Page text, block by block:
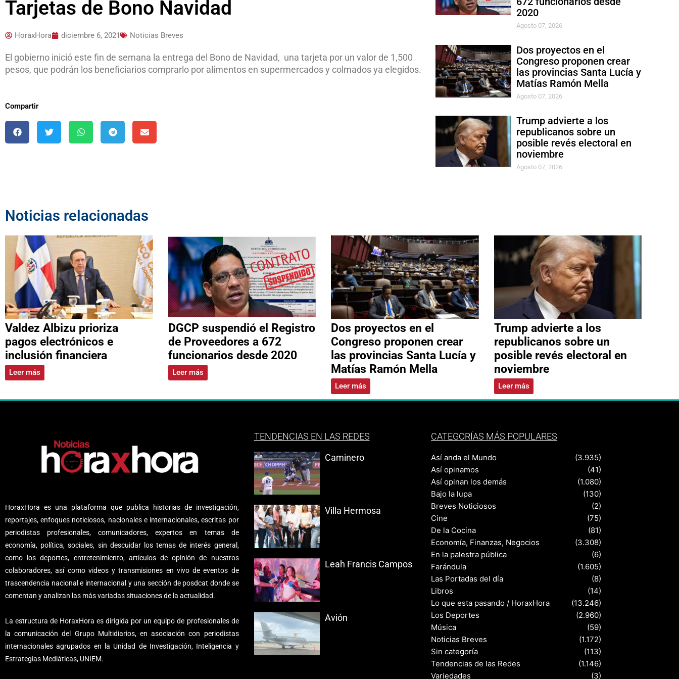
Tarjetas de Bono Navidad
HoraxHora diciembre 6, 2021 Noticias Breves
El gobierno inició este fin de semana la entrega del Bono de Navidad, una tarjeta por un valor de 1,500
pesos, que podrán los beneficiarios comprarlo por alimentos en supermercados y colmados ya elegidos.
Compartir
2020
Agosto 07, 2026
Dos proyectos en el
Congreso proponen crear
las provincias Santa Lucía y
Matías Ramón Mella
Agosto 07, 2026
Trump advierte a los
republicanos sobre un
posible revés electoral en
noviembre
Agosto 07, 2026
Noticias relacionadas
Valdez Albizu prioriza
pagos electrónicos e
inclusión financiera
Leer más
DGCP suspendió el Registro
de Proveedores a 672
funcionarios desde 2020
Leer más
Dos proyectos en el
Congreso proponen crear
las provincias Santa Lucía y
Matías Ramón Mella
Leer más
Trump advierte a los
republicanos sobre un
posible revés electoral en
noviembre
Leer más
HoraxHora es una plataforma que publica historias de investigación,
reportajes, enfoques noticiosos, nacionales e internacionales, escritas por
periodistas profesionales, comunicadores, expertos en temas de
economía, política, sociales, sin descuidar los temas de interés general,
como los deportes, entretenimiento, artículos de opinión de nuestros
colaboradores, así como videos y transmisiones en vivo de eventos de
trascendencia nacional e internacional y una sección de posdcat donde se
comentan y analizan las más variadas situaciones de la actualidad.
La estructura de HoraxHora es dirigida por un equipo de profesionales de
la comunicación del Grupo Multidiarios, en asociación con periodistas
internacionales agrupados en la Unidad de Investigación, Inteligencia y
Estrategias Mediáticas, UNIEM.
TENDENCIAS EN LAS REDES
Caminero
Villa Hermosa
Leah Francis Campos
Avión
CATEGORÍAS MÁS POPULARES
Así anda el Mundo
(3.935)
Así opinamos
(41)
Así opinan los demás
(1.080)
Bajo la lupa
(130)
Breves Noticiosos
(2)
Cine
(75)
De la Cocina
(81)
Economía, Finanzas, Negocios
(3.308)
En la palestra pública
(6)
Farándula
(1.605)
Las Portadas del día
(8)
Libros
(14)
Lo que esta pasando / HoraxHora
(13.246)
Los Deportes
(2.960)
Música
(59)
Noticias Breves
(1.172)
Sin categoría
(113)
Tendencias de las Redes
(1.146)
Variedades
(3)